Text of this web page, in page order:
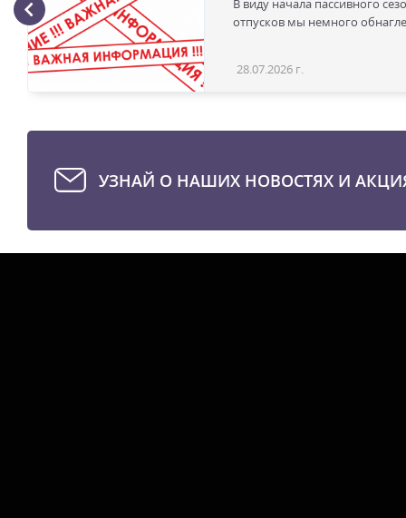
В виду начала пассивного
отпусков мы немного
28.07.2026 г.
УЗНАЙ О НАШИХ НОВОСТЯХ И